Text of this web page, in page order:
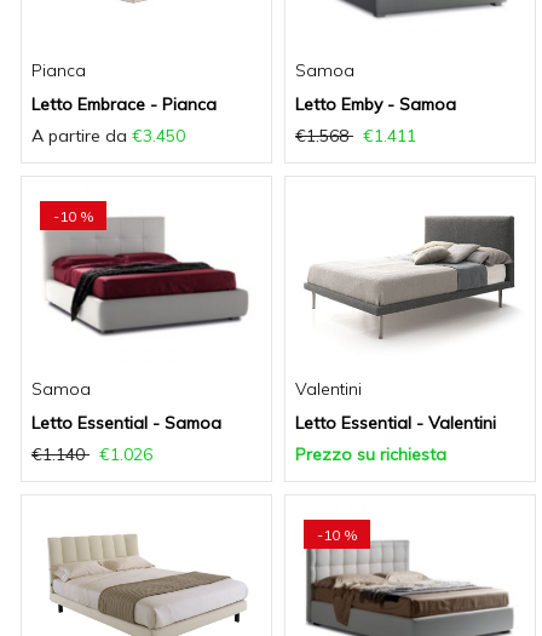
Pianca
Letto Embrace - Pianca
A partire da €3.450
Samoa
Letto Emby - Samoa
€1.568
€1.411
-10 %
Samoa
Letto Essential - Samoa
€1.140
€1.026
Valentini
Letto Essential - Valentini
Prezzo su richiesta
-10 %